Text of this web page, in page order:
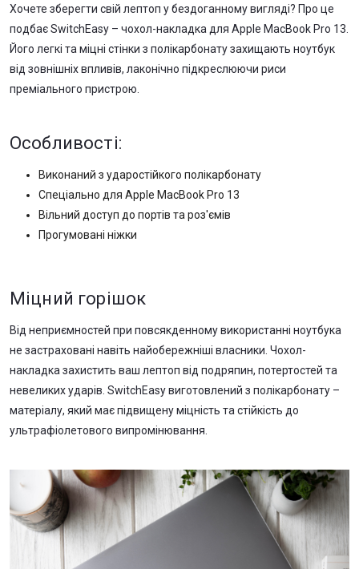
Хочете зберегти свій лептоп у бездоганному вигляді? Про це
подбає SwitchEasy – чохол-накладка для Apple MacBook Pro 13.
Його легкі та міцні стінки з полікарбонату захищають ноутбук
від зовнішніх впливів, лаконічно підкреслюючи риси
преміального пристрою.
Особливості:
Виконаний з ударостійкого полікарбонату
Спеціально для Apple MacBook Pro 13
Вільний доступ до портів та роз'ємів
Прогумовані ніжки
Міцний горішок
Від неприємностей при повсякденному використанні ноутбука
не застраховані навіть найобережніші власники. Чохол-
накладка захистить ваш лептоп від подряпин, потертостей та
невеликих ударів. SwitchEasy виготовлений з полікарбонату –
матеріалу, який має підвищену міцність та стійкість до
ультрафіолетового випромінювання.